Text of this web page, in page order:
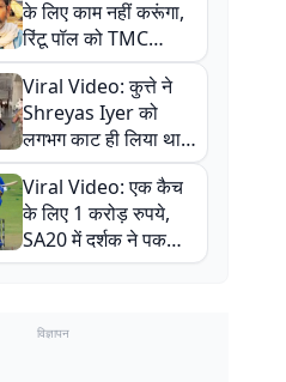
के लिए काम नहीं करूंगा,
रिंटू पॉल को TMC
ऑफिस में ले जाकर पीटा,
Video वायरल
Viral Video: कुत्ते ने
Shreyas Iyer को
लगभग काट ही लिया था,
न्यूजीलैंड सीरीज से पहले
बाल-बाल बचे
Viral Video: एक कैच
के लिए 1 करोड़ रुपये,
SA20 में दर्शक ने पकड़ा
एक हाथ से गजब का कैच
विज्ञापन